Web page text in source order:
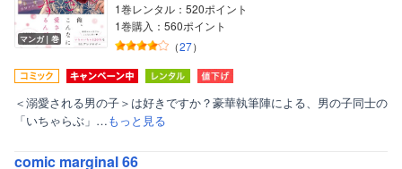
マンガ｜巻
1巻レンタル：520ポイント
1巻購入：560ポイント
（27）
＜溺愛される男の子＞は好きですか？豪華執筆陣による、男の子同士の
「いちゃらぶ」…もっと見る
comic marginal 66